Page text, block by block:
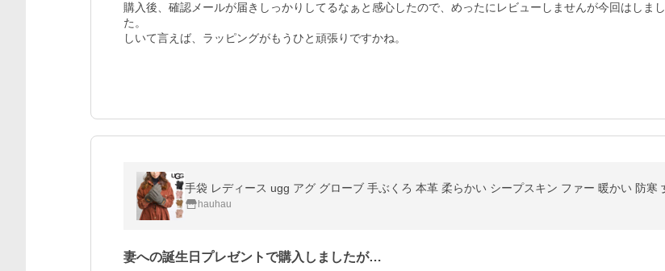
購入後、確認メールが届きしっかりしてるなぁと感心したので、めったにレビューしませんが今回はしまし
た。
しいて言えば、ラッピングがもうひと頑張りですかね。
hauhau
妻への誕生日プレゼントで購入しましたが…